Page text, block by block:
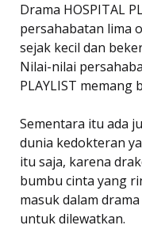
Drama HOSPITAL
persahabatan lima
sejak kecil dan
Nilai-nilai
PLAYLIST memang
Sementara itu ada
dunia kedokteran
itu saja, karena
bumbu cinta yang
masuk dalam
untuk dilewatkan.